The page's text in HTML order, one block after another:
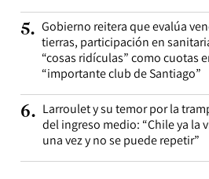
5. Gobierno reitera que evalúa
tierras, participación en
“cosas ridículas” como cuotas
“importante club de Santiago”
6. Larroulet y su temor por la
del ingreso medio: “Chile ya la
una vez y no se puede repetir”